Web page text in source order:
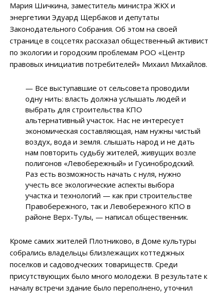
Мария Шичкина, заместитель министра ЖКХ и
энергетики Эдуард Щербаков и депутаты
Законодательного Собрания. Об этом на своей
странице в соцсетях рассказал общественный активист
по экологии и городским проблемам РОО «Центр
правовых инициатив потребителей» Михаил Михайлов.
— Все выступавшие от сельсовета проводили
одну нить: власть должна услышать людей и
выбрать для строительства КПО
альтернативный участок. Нас не интересует
экономическая составляющая, нам нужны чистый
воздух, вода и земля. слышать народ и не дать
нам повторить судьбу жителей, живущих возле
полигонов «Левобережный» и Гусинобродский.
Раз есть возможность начать с нуля, нужно
учесть все экологические аспекты выбора
участка и технологий — как при строительстве
Правобережного, так и Левобережного КПО в
районе Верх-Тулы, — написал общественник.
Кроме самих жителей Плотниково, в Доме культуры
собрались владельцы близлежащих коттеджных
поселков и садоводческих товариществ. Среди
присутствующих было много молодежи. В результате к
началу встречи здание было переполнено, уточнил